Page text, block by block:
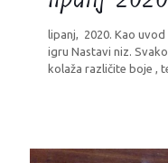
lipanj, 2020. Kao
igru Nastavi niz.
kolaža različite boje ,